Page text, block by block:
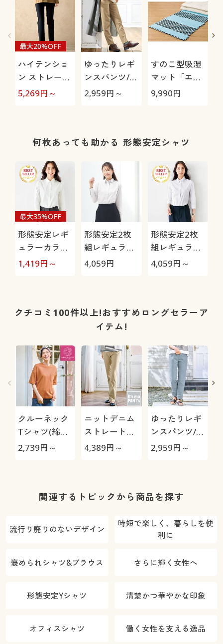
ハイテンショ
ン ストレート
パンツ/ぐ～ん
向ストレッ
OK・日本製生
地・UVカッ
最大20%OFF
5,269円～
ゆったりレギ
ンスパンツ/細
見えが叶うら
ト・速乾・洗
2,959円～
すのこ型吸湿
マット「エア
ージョブ®」
9,990円
何枚あっても助かる 形態安定シャツ
形態安定レギ
ュラーカラー
シャツ(長袖)
干しOK)
最大35%OFF
1,419円～
形態安定2枚
組レギュラー
カラーシャツ
4,059円
形態安定2枚
組レギュラー
カラーシャツ
4,059円～
クチコミ100件以上!おすすめロングセラーア
イテム!
クルーネック
Tシャツ(綿
100%・洗濯
2,739円～
ニットデニム
ストレートパ
ンツ(スマート
わらか・選べ
ス・洗濯機
OK・1年中は
4,389円～
ゆったりレギ
ンスパンツ/細
見えが叶うら
ト・速乾・洗
2,959円～
関連するトピックから商品を探す
流行り廃りのないデザイン
時短で楽しく、暮らしを便
利に
褒められシャツ&ブラウス さらに輝く女性へ
形態安定Yシャツ 清楚かつ華やかな印象
オフィスシャツ 働く女性を支える逸品